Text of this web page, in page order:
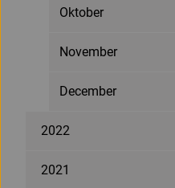
Oktober
November
December
2022
2021